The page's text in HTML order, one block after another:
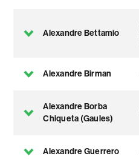
Alexandre Bettamio
Alexandre Birman
Alexandre Borba
Chiqueta (Gaules)
Alexandre Guerrero